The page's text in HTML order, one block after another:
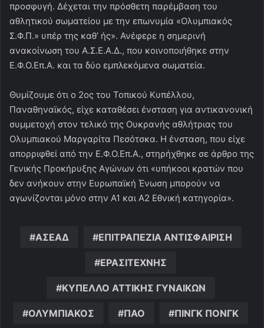
προσφυγή. Δέχεται την πρόσθετη παρέμβαση του
αθλητικού σωματείου με την επωνυμία «Ολυμπιακός
Σ.Φ.Π.» υπέρ της καθ’ ής». Ανέφερε η σημερινή
ανακοίνωση του Α.Σ.Ε.Α.Δ., που κοινοποιήθηκε στην
Ε.Φ.Ο.Επ.Α. και τα δύο εμπλεκόμενα σωματεία.
Θυμίζουμε ότι ο 2ος του Τοπικού Κυπέλλου,
Παναθηναϊκός, είχε καταθέσει ένσταση για αντικανονική
συμμετοχή στον τελικό της Ουκρανής αθλήτριας του
Ολυμπιακού Μαργαρίτα Πεσότσκα. Η ένσταση, που είχε
απορριφθεί από την Ε.Φ.Ο.Επ.Α., στηρήχθηκε σε άρθρο της
Γενικής Προκήρυξης Αγώνων ότι «υπήκοοι κρατών που
δεν ανήκουν στην Ευρωπαϊκή Ένωση μπορούν να
αγωνίζονται μόνο στην Α1 και Α2 Εθνική κατηγορία».
ΑΣΕΑΔ ΕΠΙΤΡΑΠΕΖΙΑ ΑΝΤΙΣΦΑΙΡΙΣΗ
ΕΡΑΣΙΤΕΧΝΗΣ
ΚΥΠΕΛΛΟ ΑΤΤΙΚΗΣ ΓΥΝΑΙΚΩΝ
ΟΛΥΜΠΙΑΚΟΣ ΠΑΟ ΠΙΝΓΚ ΠΟΝΓΚ